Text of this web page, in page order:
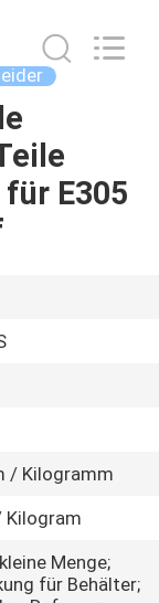
E305
/ Kilogramm
Kilogram
Menge;
für Behälter;